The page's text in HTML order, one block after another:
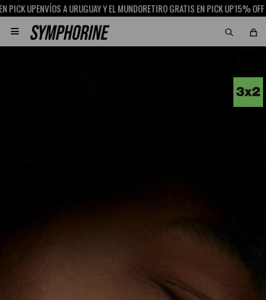
UPENVÍOS A URUGUAY Y EL MUNDORETIRO GRATIS EN PICK UP15% OFF CON
